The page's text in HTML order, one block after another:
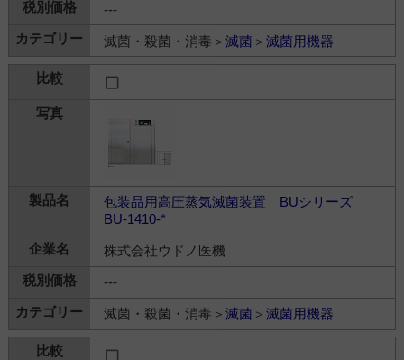
---
滅菌・殺菌・消毒＞ 滅菌 ＞ 滅菌用機器
包装品用高圧蒸気滅菌装置 BUシリーズ
BU-1410-*
株式会社ウドノ医機
---
滅菌・殺菌・消毒＞ 滅菌 ＞ 滅菌用機器